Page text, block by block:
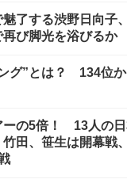
了する渋野日向子
び脚光を浴びるか
グ”とは？ 134位
ーの5倍！ 13人の日
田、笹生は開幕戦